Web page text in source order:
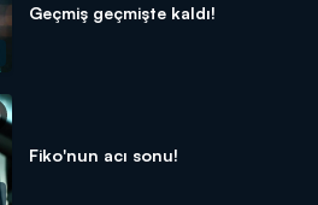
Geçmiş geçmişte kaldı!
Fiko'nun acı sonu!